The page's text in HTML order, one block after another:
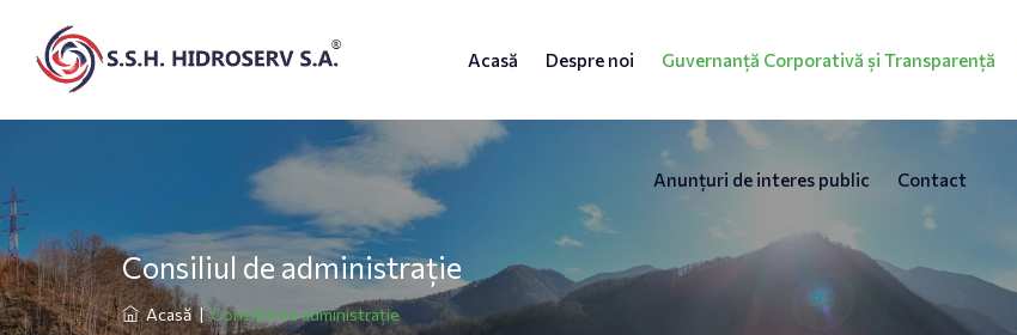
Acasă Despre noi Guvernanță Corporativă și Transparență
Anunțuri de interes public Contact
Consiliul de administrație
Acasă|Consiliul de administrație